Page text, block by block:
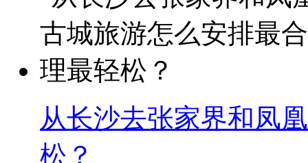
从长沙去张家界和凤
松？